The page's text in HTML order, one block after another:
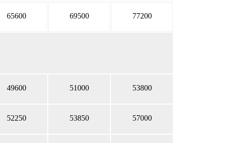
65600 69500 77200
49600 51000 53800
52250 53850 57000